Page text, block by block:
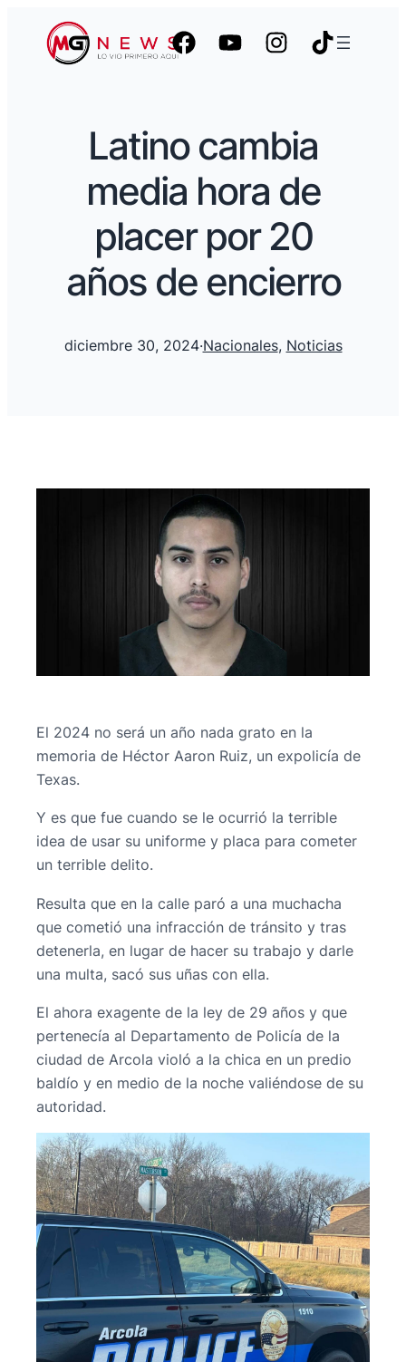
Latino cambia
media hora de
placer por 20
años de encierro
diciembre 30, 2024·Nacionales, Noticias
El 2024 no será un año nada grato en la
memoria de Héctor Aaron Ruiz, un expolicía de
Texas.
Y es que fue cuando se le ocurrió la terrible
idea de usar su uniforme y placa para cometer
un terrible delito.
Resulta que en la calle paró a una muchacha
que cometió una infracción de tránsito y tras
detenerla, en lugar de hacer su trabajo y darle
una multa, sacó sus uñas con ella.
El ahora exagente de la ley de 29 años y que
pertenecía al Departamento de Policía de la
ciudad de Arcola violó a la chica en un predio
baldío y en medio de la noche valiéndose de su
autoridad.